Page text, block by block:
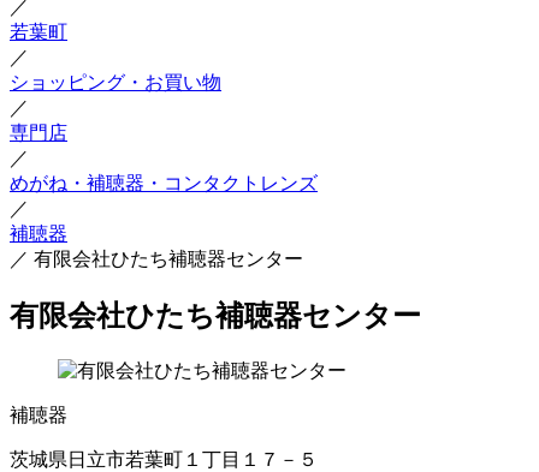
／
若葉町
／
ショッピング・お買い物
／
専門店
／
めがね・補聴器・コンタクトレンズ
／
補聴器
／ 有限会社ひたち補聴器センター
有限会社ひたち補聴器センター
補聴器
茨城県日立市若葉町１丁目１７－５